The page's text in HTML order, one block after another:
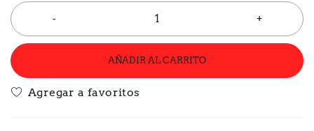
AÑADIR AL CARRITO